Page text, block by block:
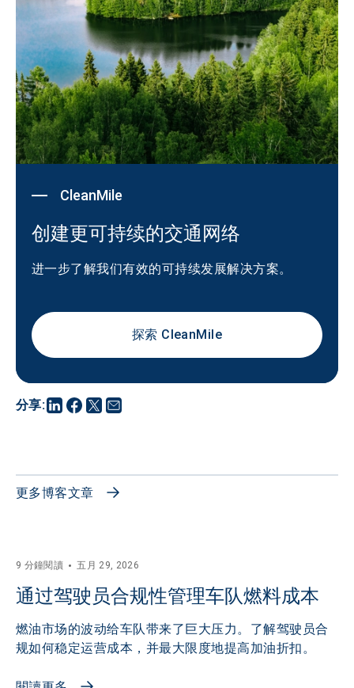
分享:
CleanMile
创建更可持续的交通网络
进一步了解我们有效的可持续发展解决方案。
探索 CleanMile
更多博客文章
9 分鐘閱讀 五月 29, 2026
通过驾驶员合规性管理车队燃料成本
燃油市场的波动给车队带来了巨大压力。了解驾驶员合
规如何稳定运营成本，并最大限度地提高加油折扣。